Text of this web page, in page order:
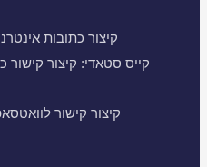
קיצור כתובות
קייס סטאדי: קיצור קישור
קיצור קישור